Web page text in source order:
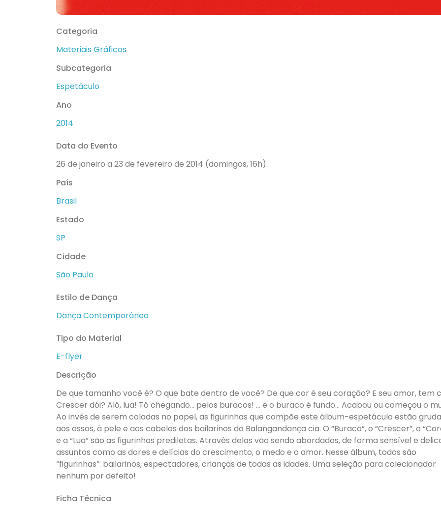
Categoria
Materiais Gráficos
Subcategoria
Espetáculo
Ano
2014
Data do Evento
26 de janeiro a 23 de fevereiro de 2014 (domingos, 16h).
País
Brasil
Estado
SP
Cidade
São Paulo
Estilo de Dança
Dança Contemporânea
Tipo do Material
E-flyer
Descrição
De que tamanho você é? O que bate dentro de você? De que cor é seu coração? E seu amor, tem
Crescer dói? Alô, lua! Tô chegando… pelos buracos! … e o buraco é fundo… Acabou ou começou o
Ao invés de serem coladas no papel, as figurinhas que compõe este álbum-espetáculo estão
aos ossos, à pele e aos cabelos dos bailarinos da Balangandança cia. O “Buraco”, o “Crescer”, o
e a “Lua” são as figurinhas prediletas. Através delas vão sendo abordados, de forma sensível e
assuntos como as dores e delícias do crescimento, o medo e o amor. Nesse álbum, todos são
“figurinhas”: bailarinos, espectadores, crianças de todas as idades. Uma seleção para colecionador
nenhum por defeito!
Ficha Técnica